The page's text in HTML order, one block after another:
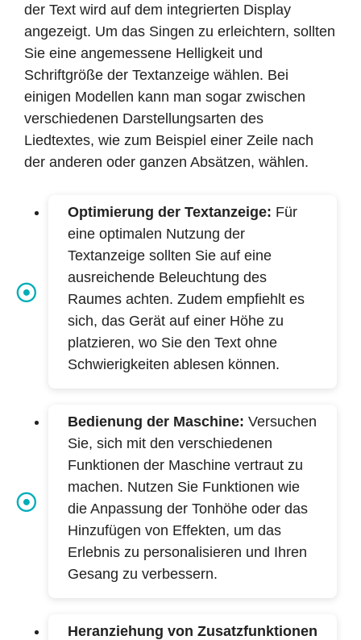
der Text wird auf dem integrierten Display
angezeigt. Um das Singen zu erleichtern, sollten
Sie eine angemessene Helligkeit und
Schriftgröße der Textanzeige wählen. Bei
einigen Modellen kann man sogar zwischen
verschiedenen Darstellungsarten des
Liedtextes, wie zum Beispiel einer Zeile nach
der anderen oder ganzen Absätzen, wählen.
Optimierung der Textanzeige: Für
eine optimalen Nutzung der
Textanzeige sollten Sie auf eine
ausreichende Beleuchtung des
Raumes achten. Zudem empfiehlt es
sich, das Gerät auf einer Höhe zu
platzieren, wo Sie den Text ohne
Schwierigkeiten ablesen können.
Bedienung der Maschine: Versuchen
Sie, sich mit den verschiedenen
Funktionen der Maschine vertraut zu
machen. Nutzen Sie Funktionen wie
die Anpassung der Tonhöhe oder das
Hinzufügen von Effekten, um das
Erlebnis zu personalisieren und Ihren
Gesang zu verbessern.
Heranziehung von Zusatzfunktionen